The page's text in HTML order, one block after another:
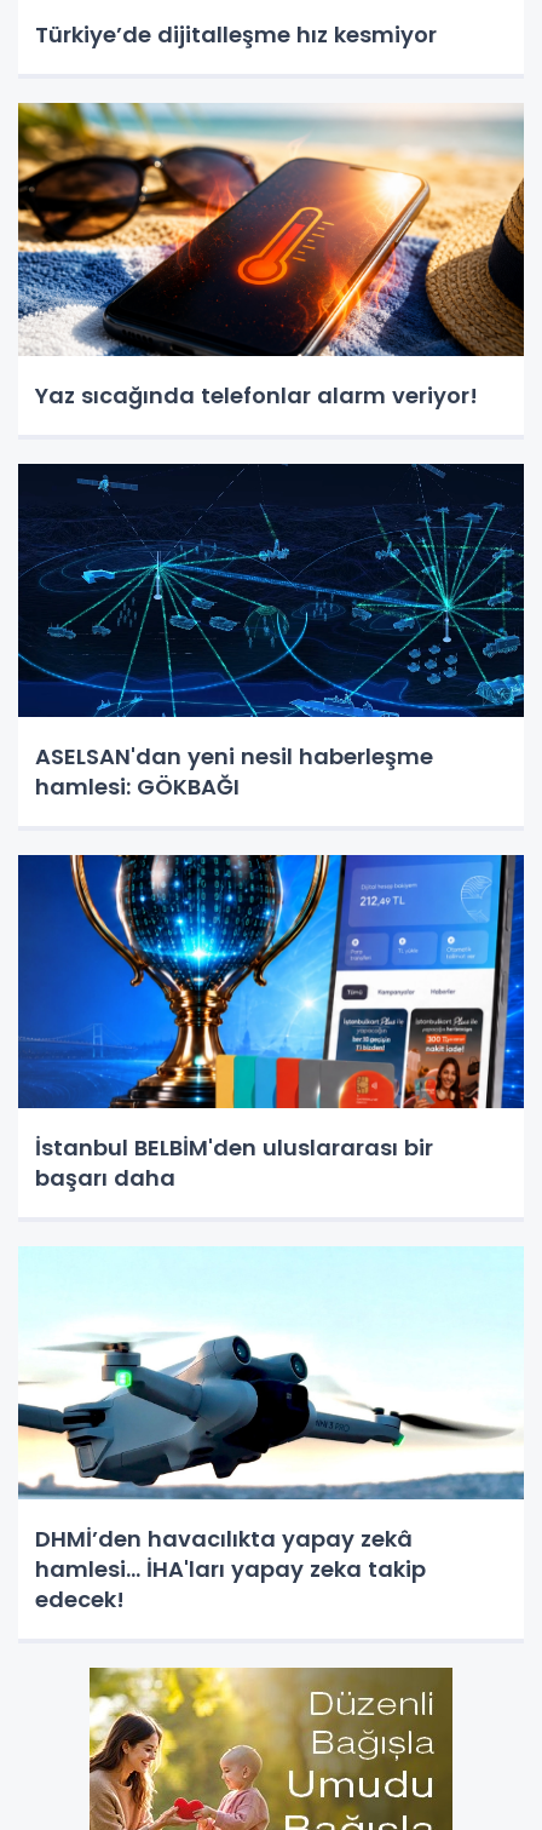
Türkiye’de dijitalleşme hız kesmiyor
Yaz sıcağında telefonlar alarm veriyor!
ASELSAN'dan yeni nesil haberleşme
hamlesi: GÖKBAĞI
İstanbul BELBİM'den uluslararası bir
başarı daha
DHMİ’den havacılıkta yapay zekâ
hamlesi... İHA'ları yapay zeka takip
edecek!